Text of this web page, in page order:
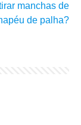
manchas de
de palha?